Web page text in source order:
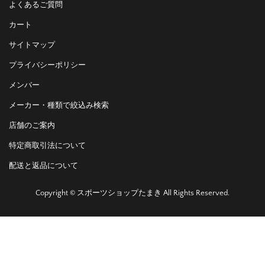
よくあるご質問
カート
サイトマップ
プライバシーポリシー
メンバー
メーカー・種類で絞込み検索
店舗のご案内
特定商取引法について
配送と返品について
Copyright © スポーツショップたまき All Rights Reserved.